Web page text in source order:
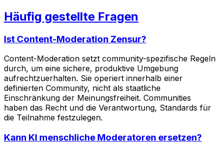
Häufig gestellte Fragen
Ist Content-Moderation Zensur?
Content-Moderation setzt community-spezifische Regeln
durch, um eine sichere, produktive Umgebung
aufrechtzuerhalten. Sie operiert innerhalb einer
definierten Community, nicht als staatliche
Einschränkung der Meinungsfreiheit. Communities
haben das Recht und die Verantwortung, Standards für
die Teilnahme festzulegen.
Kann KI menschliche Moderatoren ersetzen?